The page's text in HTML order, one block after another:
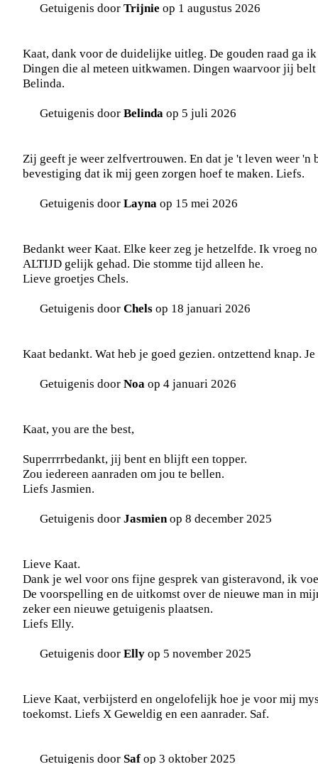
Getuigenis door Trijnie op 1 augustus 2026
Kaat, dank voor de duidelijke uitleg. De gouden raad ga
Dingen die al meteen uitkwamen. Dingen waarvoor jij
Belinda.
Getuigenis door Belinda op 5 juli 2026
Zij geeft je weer zelfvertrouwen. En dat je 't leven weer
bevestiging dat ik mij geen zorgen hoef te maken. Liefs.
Getuigenis door Layna op 15 mei 2026
Bedankt weer Kaat. Elke keer zeg je hetzelfde. Ik vroeg
ALTIJD gelijk gehad. Die stomme tijd alleen he.
Lieve groetjes Chels.
Getuigenis door Chels op 18 januari 2026
Kaat bedankt. Wat heb je goed gezien. ontzettend knap.
Getuigenis door Noa op 4 januari 2026
Kaat, you are the best,
Superrrrbedankt, jij bent en blijft een topper.
Zou iedereen aanraden om jou te bellen.
Liefs Jasmien.
Getuigenis door Jasmienop 8 december 2025
Lieve Kaat.
Dank je wel voor ons fijne gesprek van gisteravond, ik
De voorspelling en de uitkomst over de nieuwe man in
zeker een nieuwe getuigenis plaatsen.
Liefs Elly.
Getuigenis door Elly op 5 november 2025
Lieve Kaat, verbijsterd en ongelofelijk hoe je voor mij
toekomst. Liefs X Geweldig en een aanrader. Saf.
Getuigenis door Saf op 3 oktober 2025